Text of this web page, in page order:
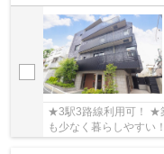
★3駅3路線利用可！ ★
も少なく暮らしやすい！